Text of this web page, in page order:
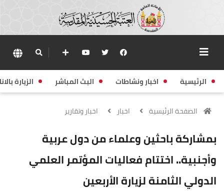
الرئيسية اخبار ونشاطات البث المباشر الزيارة
الصفحة الرئيسية اخبار اخبار وتقارير
بمشاركة باحثين وعلماء من دول عربية
وأجنبية.. اختتام فعاليات المؤتمر العلمي
الدولي الثامنة لزيارة الأربعين